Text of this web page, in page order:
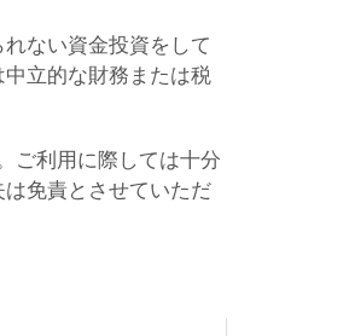
ない資金投資をして
立的な財務または税
ご利用に際しては十分
免責とさせていただ